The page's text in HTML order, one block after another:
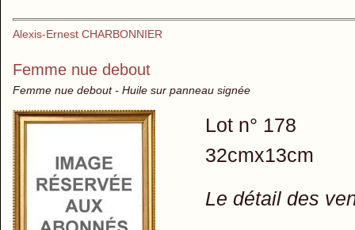
Alexis-Ernest CHARBONNIER
Femme nue debout
Femme nue debout - Huile sur panneau signée
Lot n° 178
32cmx13cm
Le détail des